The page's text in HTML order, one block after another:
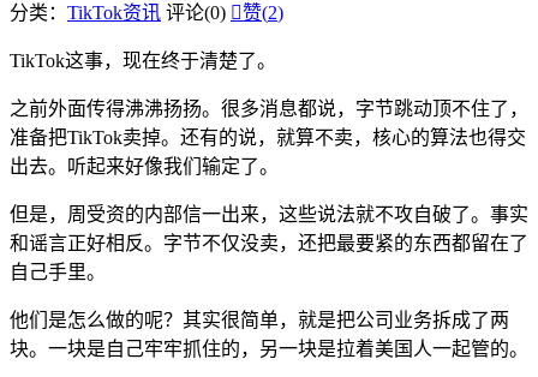
分类： TikTok资讯 评论(0) 赞(2)
TikTok这事，现在终于清楚了。
之前外面传得沸沸扬扬。很多消息都说，字节跳动顶不住了，
准备把TikTok卖掉。还有的说，就算不卖，核心的算法也得交
出去。听起来好像我们输定了。
但是，周受资的内部信一出来，这些说法就不攻自破了。事实
和谣言正好相反。字节不仅没卖，还把最要紧的东西都留在了
自己手里。
他们是怎么做的呢？其实很简单，就是把公司业务拆成了两
块。一块是自己牢牢抓住的，另一块是拉着美国人一起管的。